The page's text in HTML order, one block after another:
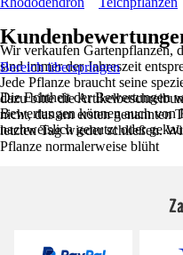
Wir verkaufen Gartenpflanzen,
sind immer der Jahreszeit
Jede Pflanze braucht seine
dazu bitte die
nicht, das am ersten genannten
letzten Tag wieder schließen.
Pflanze normalerweise blüht
Bereich überspringen
Die Echtheit der Bewertungen
Bewertungen können auch von
nachweislich genutzt oder